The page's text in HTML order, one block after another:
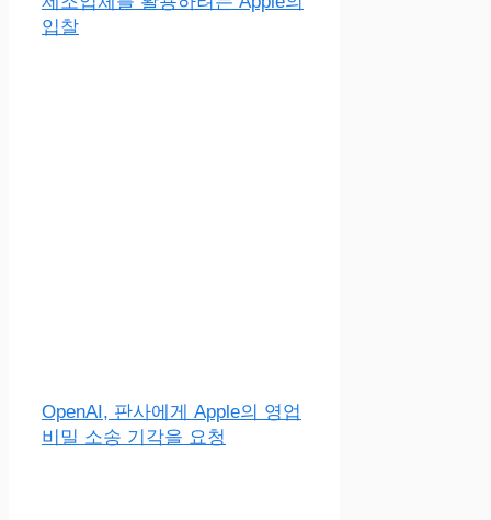
입찰
OpenAI, 판사에게 Apple의 영업
비밀 소송 기각을 요청